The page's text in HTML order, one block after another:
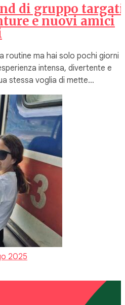
di gruppo targati
e nuovi amici
routine ma hai solo pochi giorni a
intensa, divertente e
stessa voglia di mette…
2025